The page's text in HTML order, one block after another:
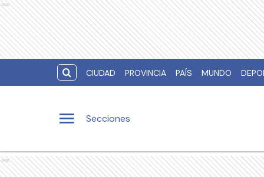
Ads
CIUDAD PROVINCIA PAÍS MUNDO
Secciones
Ads